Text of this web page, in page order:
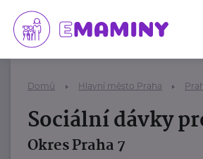
Domů Hlavní město Praha
Sociální dávky
Okres Praha 7